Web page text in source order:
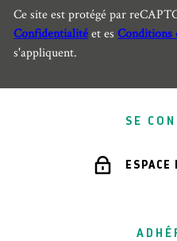
Ce site est protégé par
Confidentialitéet es Conditions
s'appliquent.
SE
ESPACE